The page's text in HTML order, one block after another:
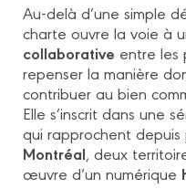
Au-delà d’une simple
charte ouvre la voie à
collaborative entre les
repenser la manière
contribuer au bien
Elle s’inscrit dans une
qui rapprochent depuis
Montréal, deux
œuvre d’un numérique